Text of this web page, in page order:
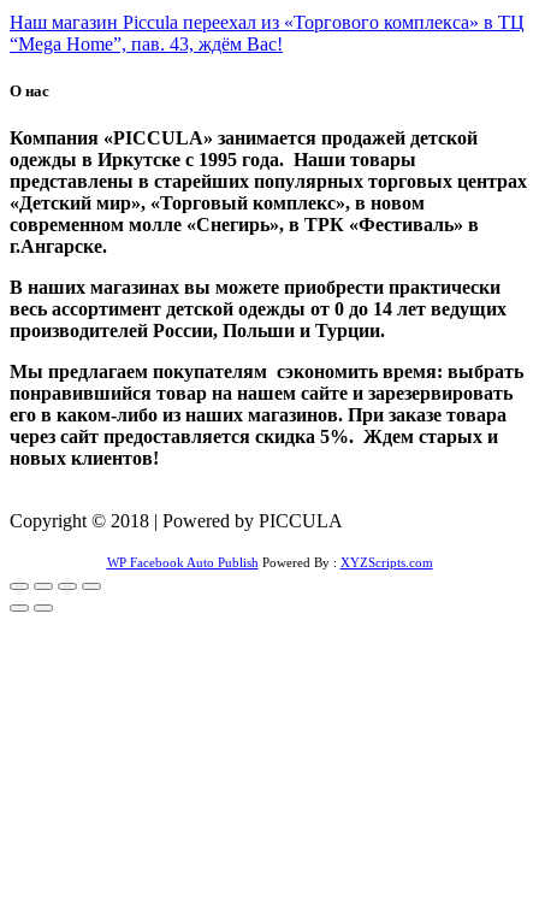
Наш магазин Piccula переехал из «Торгового комплекса» в ТЦ
“Mega Home”, пав. 43, ждём Вас!
О нас
Компания «PICCULA» занимается продажей детской
одежды в Иркутске с 1995 года. Наши товары
представлены в старейших популярных торговых центрах
«Детский мир», «Торговый комплекс», в новом
современном молле «Снегирь», в ТРК «Фестиваль» в
г.Ангарске.
В наших магазинах вы можете приобрести практически
весь ассортимент детской одежды от 0 до 14 лет ведущих
производителей России, Польши и Турции.
Мы предлагаем покупателям сэкономить время: выбрать
понравившийся товар на нашем сайте и зарезервировать
его в каком-либо из наших магазинов. При заказе товара
через сайт предоставляется скидка 5%. Ждем старых и
новых клиентов!
Copyright © 2018 | Powered by PICCULA
WP Facebook Auto Publish Powered By : XYZScripts.com